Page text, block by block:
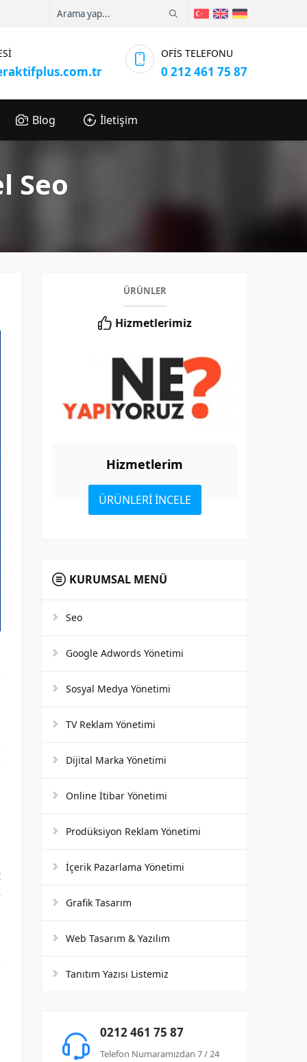
OFİS TELEFONU
0 212 461 75 87
Blog İletişim
Seo
ÜRÜNLER
Hizmetlerimiz
Hizmetlerim
ÜRÜNLERİ İNCELE
KURUMSAL MENÜ
Seo
Google Adwords Yönetimi
Sosyal Medya Yönetimi
TV Reklam Yönetimi
Dijital Marka Yönetimi
Online İtibar Yönetimi
Prodüksiyon Reklam Yönetimi
İçerik Pazarlama Yönetimi
Grafik Tasarım
Web Tasarım & Yazılım
Tanıtım Yazısı Listemiz
0212 461 75 87
Telefon Numaramızdan 7 / 24